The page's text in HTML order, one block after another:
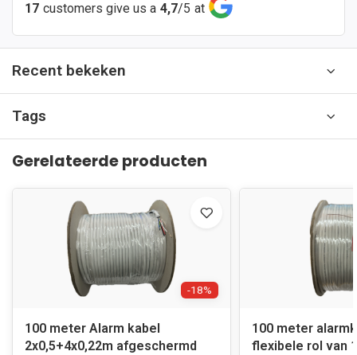
17 customers give us a 4,7/5 at
Recent bekeken
Tags
Gerelateerde producten
-18%
100 meter Alarm kabel
2x0,5+4x0,22m afgeschermd
100 meter
flexibele rol van